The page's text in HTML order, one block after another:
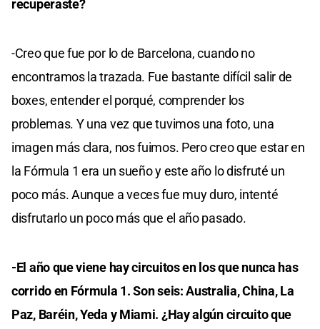
recuperaste?
-Creo que fue por lo de Barcelona, cuando no
encontramos la trazada. Fue bastante difícil salir de
boxes, entender el porqué, comprender los
problemas. Y una vez que tuvimos una foto, una
imagen más clara, nos fuimos. Pero creo que estar en
la Fórmula 1 era un sueño y este año lo disfruté un
poco más. Aunque a veces fue muy duro, intenté
disfrutarlo un poco más que el año pasado.
-El año que viene hay circuitos en los que nunca has
corrido en Fórmula 1. Son seis: Australia, China, La
Paz, Baréin, Yeda y Miami. ¿Hay algún circuito que